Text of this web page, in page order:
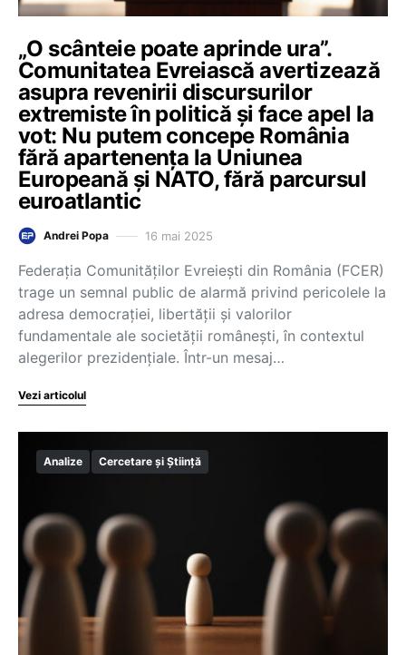
„O scânteie poate aprinde ura”.
Comunitatea Evreiască avertizează
asupra revenirii discursurilor
extremiste în politică și face apel la
vot: Nu putem concepe România
fără apartenența la Uniunea
Europeană și NATO, fără parcursul
euroatlantic
Andrei Popa 16 mai 2025
Federația Comunităților Evreiești din România (FCER)
trage un semnal public de alarmă privind pericolele la
adresa democrației, libertății și valorilor
fundamentale ale societății românești, în contextul
alegerilor prezidențiale. Într-un mesaj…
Vezi articolul
Analize Cercetare și Știință